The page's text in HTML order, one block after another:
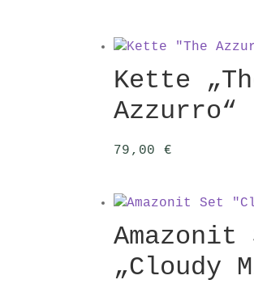
Kette
Azzurro“
79,00 €
Amazonit
„Cloudy